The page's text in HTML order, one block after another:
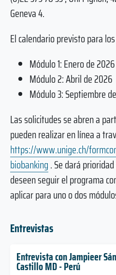
Geneva 4.
El calendario previsto para
Módulo 1: Enero de 2026
Módulo 2: Abril de 2026
Módulo 3: Septiembre
Las solicitudes se abren a
pueden realizar en línea a
https://www.unige.ch/
biobanking. Se dará
deseen seguir el programa
aplicar para uno o dos
Entrevistas
Entrevista con Jampieer
Castillo MD - Perú